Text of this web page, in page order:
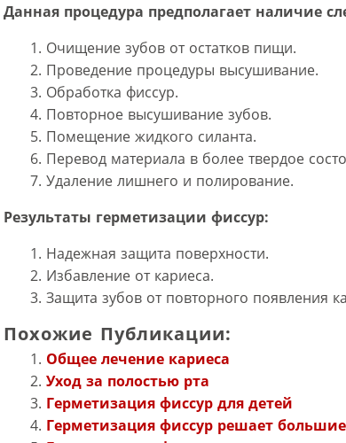
Данная процедура предполагает наличие
Очищение зубов от остатков пищи.
Проведение процедуры высушивание.
Обработка фиссур.
Повторное высушивание зубов.
Помещение жидкого силанта.
Перевод материала в более твердое
Удаление лишнего и полирование.
Результаты герметизации фиссур:
Надежная защита поверхности.
Избавление от кариеса.
Защита зубов от повторного появления
Похожие Публикации:
Общее лечение кариеса
Уход за полостью рта
Герметизация фиссур для детей
Герметизация фиссур решает